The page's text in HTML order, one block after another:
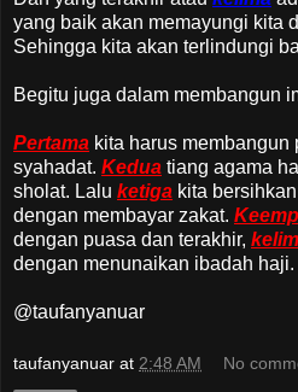
yang baik akan memayungi kita
Sehingga kita akan terlindungi
Begitu juga dalam membangun
Pertama kita harus
syahadat. Kedua tiang agama
sholat. Lalu ketiga kita
dengan membayar zakat.
dengan puasa dan terakhir,
dengan menunaikan ibadah haji.
@taufanyanuar
taufanyanuar at 2:48 AM No